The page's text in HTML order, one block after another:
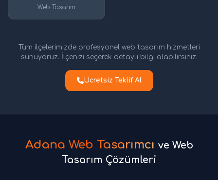
Web Tasarım
Tüm ilçelerimizde profesyonel web tasarım hizmetleri
sunuyoruz. İlçenizi seçerek detaylı bilgi alabilirsiniz.
Ücretsiz Teklif Al
Adana Web Tasarımcı ve Web
Tasarım Çözümleri